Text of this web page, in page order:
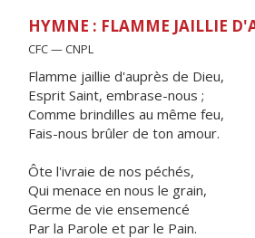
HYMNE : FLAMME JAILLIE
CFC — CNPL
Flamme jaillie d'auprès de Dieu,
Esprit Saint, embrase-nous ;
Comme brindilles au même feu,
Fais-nous brûler de ton amour.
Ôte l'ivraie de nos péchés,
Qui menace en nous le grain,
Germe de vie ensemencé
Par la Parole et par le Pain.